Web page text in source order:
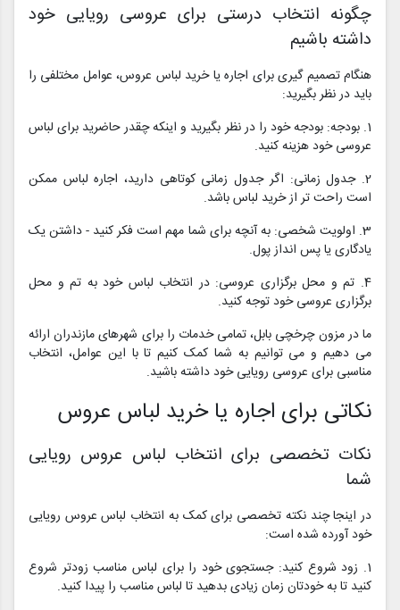
چگونه انتخاب درستی برای عروسی رویایی خود
داشته باشیم
هنگام تصمیم گیری برای اجاره یا خرید لباس عروس، عوامل مختلفی را
باید در نظر بگیرید:
1. بودجه: بودجه خود را در نظر بگیرید و اینکه چقدر حاضرید برای لباس
عروسی خود هزینه کنید.
2. جدول زمانی: اگر جدول زمانی کوتاهی دارید، اجاره لباس ممکن
است راحت تر از خرید لباس باشد.
3. اولویت شخصی: به آنچه برای شما مهم است فکر کنید - داشتن یک
یادگاری یا پس انداز پول.
4. تم و محل برگزاری عروسی: در انتخاب لباس خود به تم و محل
برگزاری عروسی خود توجه کنید.
ما در مزون چرخچی بابل، تمامی خدمات را برای شهرهای مازندران ارائه
می دهیم و می توانیم به شما کمک کنیم تا با این عوامل، انتخاب
مناسبی برای عروسی رویایی خود داشته باشید.
نکاتی برای اجاره یا خرید لباس عروس
نکات تخصصی برای انتخاب لباس عروس رویایی
شما
در اینجا چند نکته تخصصی برای کمک به انتخاب لباس عروس رویایی
خود آورده شده است:
1. زود شروع کنید: جستجوی خود را برای لباس مناسب زودتر شروع
کنید تا به خودتان زمان زیادی بدهید تا لباس مناسب را پیدا کنید.